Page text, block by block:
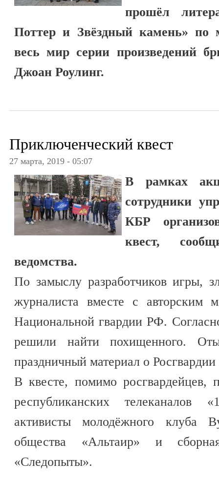
прошёл
Поттер и Звёздный камень» по
весь мир серии произведений
Джоан Роулинг.
Приключенческий квест
27 марта, 2019 - 05:07
В рамках
сотрудники
КБР
квест,
ведомства.
По замыслу разработчиков игры,
журналиста вместе с авторским
Национальной гвардии РФ.
решили найти похищенного.
праздничный материал о
В квесте, помимо росгвардейцев,
республиканских
активисты молодёжного клуба
общества «Альтаир» и
«Следопыты».